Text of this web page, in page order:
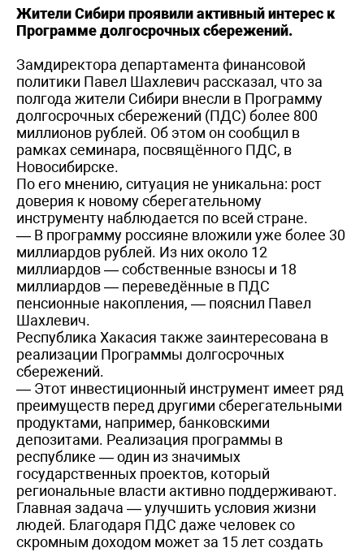
Жители Сибири проявили активный интерес к
Программе долгосрочных сбережений.
Замдиректора департамента финансовой
политики Павел Шахлевич рассказал, что за
полгода жители Сибири внесли в Программу
долгосрочных сбережений (ПДС) более 800
миллионов рублей. Об этом он сообщил в
рамках семинара, посвящённого ПДС, в
Новосибирске.
По его мнению, ситуация не уникальна: рост
доверия к новому сберегательному
инструменту наблюдается по всей стране.
— В программу россияне вложили уже более 30
миллиардов рублей. Из них около 12
миллиардов — собственные взносы и 18
миллиардов — переведённые в ПДС
пенсионные накопления, — пояснил Павел
Шахлевич.
Республика Хакасия также заинтересована в
реализации Программы долгосрочных
сбережений.
— Этот инвестиционный инструмент имеет ряд
преимуществ перед другими сберегательными
продуктами, например, банковскими
депозитами. Реализация программы в
республике — один из значимых
государственных проектов, который
региональные власти активно поддерживают.
Главная задача — улучшить условия жизни
людей. Благодаря ПДС даже человек со
скромным доходом может за 15 лет создать